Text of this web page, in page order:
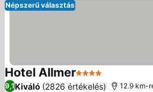
Népszerű választás
Hotel Allmer4 Kategória
9,1Kiváló (2826 értékelés) 12.9 km-